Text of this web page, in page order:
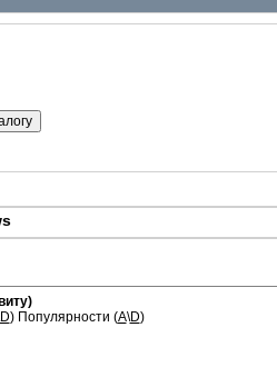
D) Популярности (A\D)